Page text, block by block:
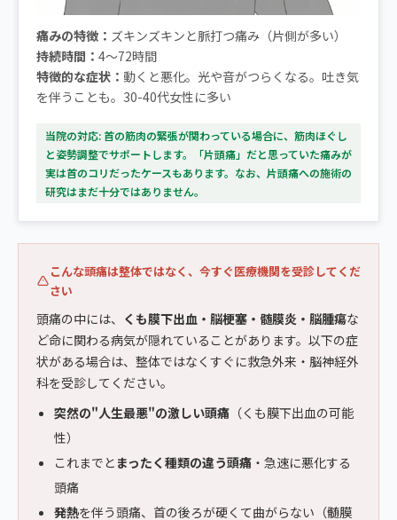
痛みの特徴： ズキンズキンと脈打つ痛み（片側が多い）
持続時間： 4〜72時間
特徴的な症状： 動くと悪化。光や音がつらくなる。吐き気
を伴うことも。30-40代女性に多い
当院の対応: 首の筋肉の緊張が関わっている場合に、筋肉ほぐし
と姿勢調整でサポートします。「片頭痛」だと思っていた痛みが
実は首のコリだったケースもあります。なお、片頭痛への施術の
研究はまだ十分ではありません。
こんな頭痛は整体ではなく、今すぐ医療機関を受診してくだ
さい
頭痛の中には、 くも膜下出血・脳梗塞・髄膜炎・脳腫瘍な
ど命に関わる病気が隠れていることがあります。以下の症
状がある場合は、整体ではなくすぐに救急外来・脳神経外
科を受診してください。
突然の"人生最悪"の激しい頭痛 （くも膜下出血の可能
性）
これまでと まったく種類の違う頭痛 ・急速に悪化する
頭痛
発熱を伴う頭痛、首の後ろが硬くて曲がらない（髄膜